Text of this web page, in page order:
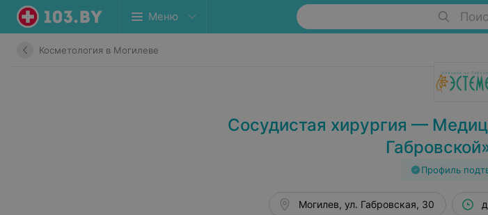
Меню
Косметология в Могилеве
Сосудистая хирургия —
Профиль
Могилев, ул. Габровская, 30